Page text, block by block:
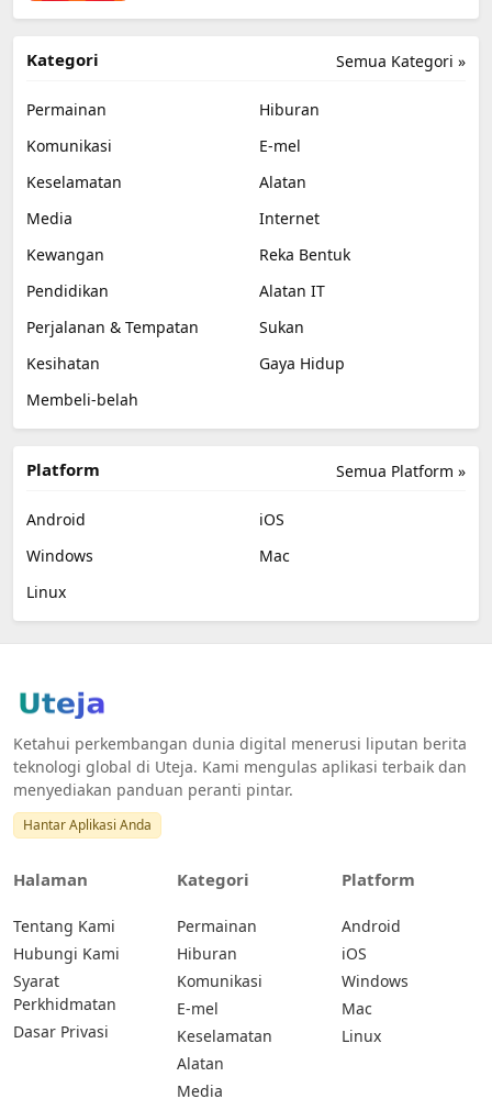
Semua Kategori »
Kategori
Permainan
Hiburan
Komunikasi
E-mel
Keselamatan
Alatan
Media
Internet
Kewangan
Reka Bentuk
Pendidikan
Alatan IT
Perjalanan & Tempatan
Sukan
Kesihatan
Gaya Hidup
Membeli-belah
Semua Platform »
Platform
Android
iOS
Windows
Mac
Linux
Ketahui perkembangan dunia digital menerusi liputan berita
teknologi global di Uteja. Kami mengulas aplikasi terbaik dan
menyediakan panduan peranti pintar.
Hantar Aplikasi Anda
Halaman
Tentang Kami
Hubungi Kami
Syarat
Perkhidmatan
Dasar Privasi
Kategori
Permainan
Hiburan
Komunikasi
E-mel
Keselamatan
Alatan
Media
Platform
Android
iOS
Windows
Mac
Linux